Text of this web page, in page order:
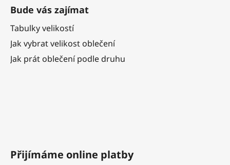
Bude vás zajímat
Tabulky velikostí
Jak vybrat velikost oblečení
Jak prát oblečení podle druhu
Přijímáme online platby